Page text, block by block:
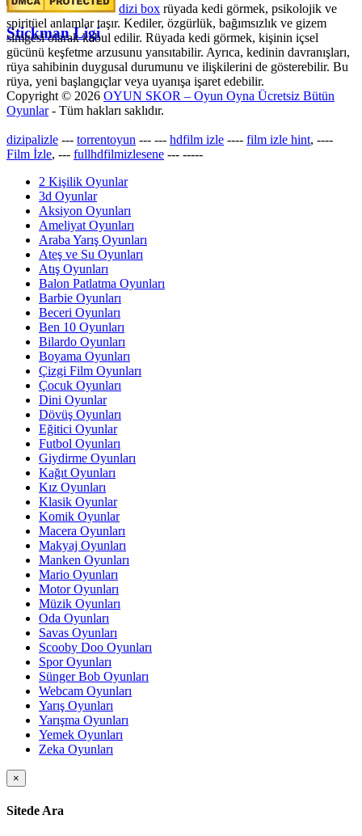
Stickman Ligi
dizi box rüyada kedi görmek​, psikolojik ve
spiritüel anlamlar taşır. Kediler, özgürlük, bağımsızlık ve gizem
simgesi olarak kabul edilir. Rüyada kedi görmek, kişinin içsel
gücünü keşfetme arzusunu yansıtabilir. Ayrıca, kedinin davranışları,
rüya sahibinin duygusal durumunu ve ilişkilerini de gösterebilir. Bu
rüya, yeni başlangıçlar veya uyanışa işaret edebilir.
Copyright © 2026 OYUN SKOR – Oyun Oyna Ücretsiz Bütün
Oyunlar- Tüm hakları saklıdır.
dizipalizle --- torrentoyun --- --- hdfilm izle ---- film izle hint, ----
Film İzle, --- fullhdfilmizlesene --- -----
2 Kişilik Oyunlar
3d Oyunlar
Aksiyon Oyunları
Ameliyat Oyunları
Araba Yarış Oyunları
Ateş ve Su Oyunları
Atış Oyunları
Balon Patlatma Oyunları
Barbie Oyunları
Beceri Oyunları
Ben 10 Oyunları
Bilardo Oyunları
Boyama Oyunları
Çizgi Film Oyunları
Çocuk Oyunları
Dini Oyunlar
Dövüş Oyunları
Eğitici Oyunlar
Futbol Oyunları
Giydirme Oyunları
Kağıt Oyunları
Kız Oyunları
Klasik Oyunlar
Komik Oyunlar
Macera Oyunları
Makyaj Oyunları
Manken Oyunları
Mario Oyunları
Motor Oyunları
Müzik Oyunları
Oda Oyunları
Savas Oyunları
Scooby Doo Oyunları
Spor Oyunları
Sünger Bob Oyunları
Webcam Oyunları
Yarış Oyunları
Yarışma Oyunları
Yemek Oyunları
Zeka Oyunları
×
Sitede Ara